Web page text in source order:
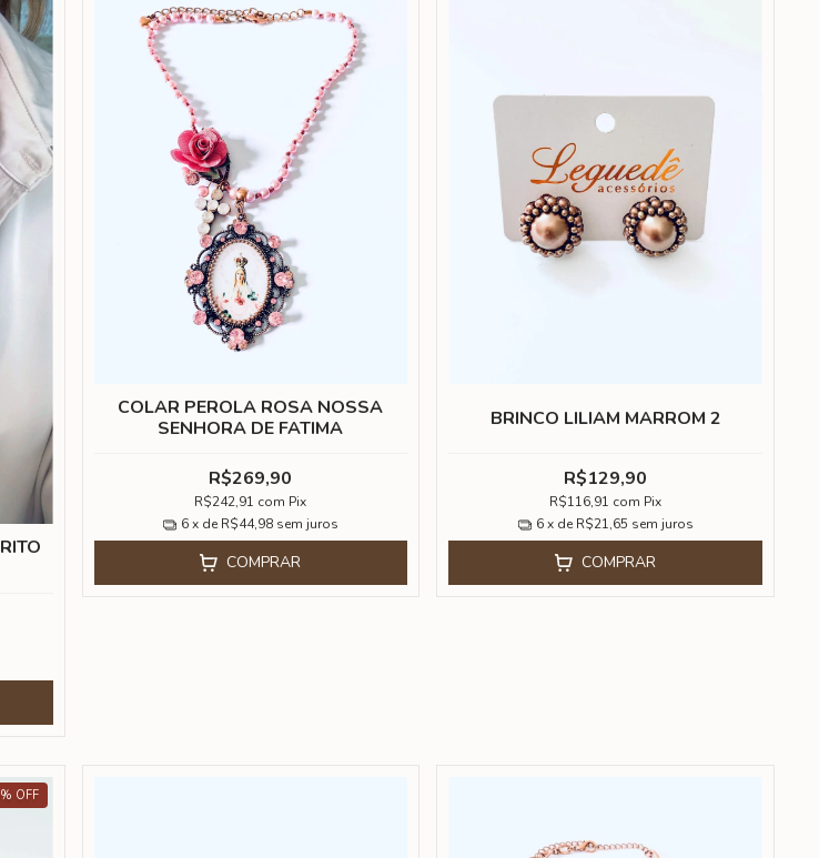
COLAR PEROLA ROSA NOSSA
SENHORA DE FATIMA
R$269,90
R$242,91 com Pix
6x de R$44,98 sem juros
COMPRAR
BRINCO LILIAM MARROM 2
R$129,90
R$116,91 com Pix
6 x de R$21,65 sem juros
COMPRAR
% OFF